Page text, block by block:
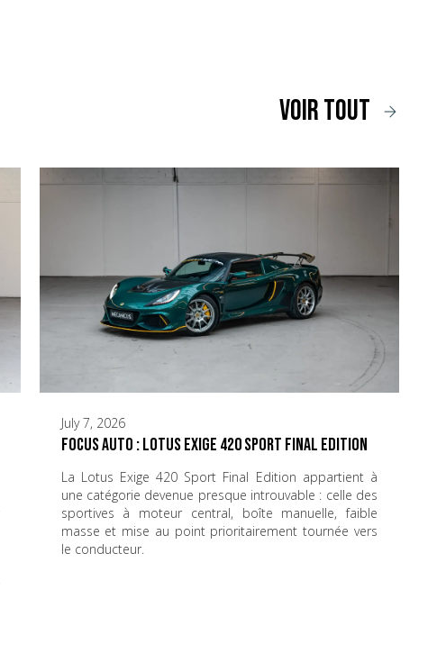
voir tout
July 7, 2026
Focus Auto : Lotus Exige 420 Sport Final Edition
La Lotus Exige 420 Sport Final Edition appartient à
une catégorie devenue presque introuvable : celle des
sportives à moteur central, boîte manuelle, faible
masse et mise au point prioritairement tournée vers
le conducteur.